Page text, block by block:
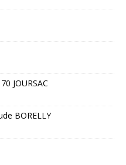
JOURSAC
BORELLY